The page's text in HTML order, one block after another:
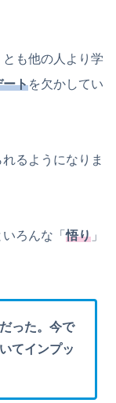
も他の人より学
ートを欠かしてい
るようになりま
いろんな「悟り 」
った。今で
てインプッ